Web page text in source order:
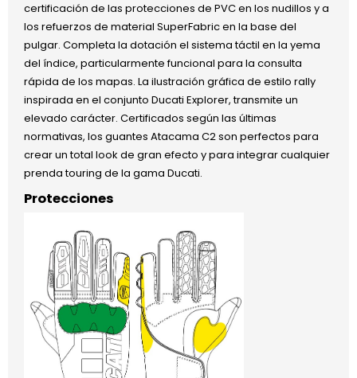
certificación de las protecciones de PVC en los nudillos y a
los refuerzos de material SuperFabric en la base del
pulgar. Completa la dotación el sistema táctil en la yema
del índice, particularmente funcional para la consulta
rápida de los mapas. La ilustración gráfica de estilo rally
inspirada en el conjunto Ducati Explorer, transmite un
elevado carácter. Certificados según las últimas
normativas, los guantes Atacama C2 son perfectos para
crear un total look de gran efecto y para integrar cualquier
prenda touring de la gama Ducati.
Protecciones